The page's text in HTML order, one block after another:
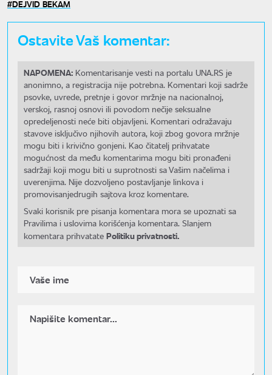
DEJVID BEKAM
Ostavite Vaš komentar:
NAPOMENA: Komentarisanje vesti na portalu UNA.RS je
anonimno, a registracija nije potrebna. Komentari koji sadrže
psovke, uvrede, pretnje i govor mržnje na nacionalnoj,
verskoj, rasnoj osnovi ili povodom nečije seksualne
opredeljenosti neće biti objavljeni. Komentari odražavaju
stavove isključivo njihovih autora, koji zbog govora mržnje
mogu biti i krivično gonjeni. Kao čitatelj prihvatate
mogućnost da među komentarima mogu biti pronađeni
sadržaji koji mogu biti u suprotnosti sa Vašim načelima i
uverenjima. Nije dozvoljeno postavljanje linkova i
promovisanjedrugih sajtova kroz komentare.
Svaki korisnik pre pisanja komentara mora se upoznati sa
Pravilima i uslovima korišćenja komentara. Slanjem
komentara prihvatate Politiku privatnosti.